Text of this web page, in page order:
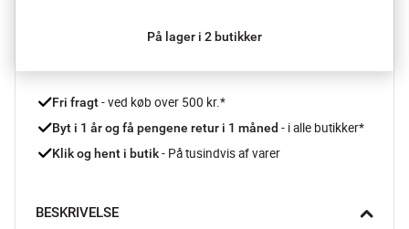
På lager i 2 butikker
Fri fragt - ved køb over 500 kr.*
Byt i 1 år og få pengene retur i 1 måned - i alle butikker*
Klik og hent i butik - På tusindvis af varer
BESKRIVELSE